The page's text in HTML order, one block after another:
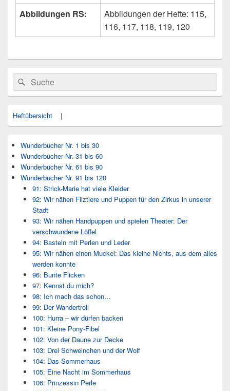
Abbildungen RS:
Abbildungen der Hefte: 115,
116, 117, 118, 119, 120
Primärer
Seitenleisten
Widget-
Bereich
Search
for:
Suche
Heftübersicht |
Wunderbücher Nr. 1 bis 30
Wunderbücher Nr. 31 bis 60
Wunderbücher Nr. 61 bis 90
Wunderbücher Nr. 91 bis 120
91: Strick-Marie hat viele Kleider
92: Wir nähen Filztiere und Puppen für den Zirkus in unserer
Stadt
93: Wir nähen Handpuppen und spielen Theater: Der
verschwundene Löffel
94: Basteln mit Perlen und Leder
95: Wir nähen einen Muckel: Das kleine Nichts, aus dem alles
werden konnte
96: Bunte Flicken
97: Kennst du mich?
98: Ich mach das schon…
99: Der Wandertroll
100: Hurra – wir dürfen backen
101: Kleine Pony-Fibel
102: Von der Daune zur Decke
103: Drei Schweinchen und der Wolf
104: Das Sommerhaus
105: Eine Nacht im Sommerhaus
106: Prinzessin Perle